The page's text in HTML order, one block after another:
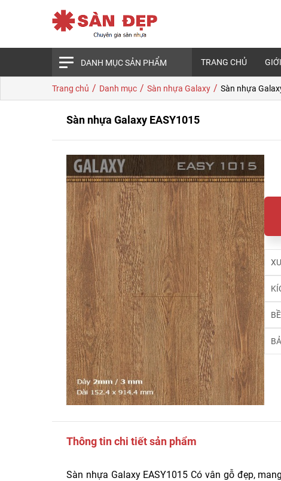
DANH MỤC SẢN PHẨM TRANG CHỦ
Trang chủ / Danh mục / Sàn nhựa Galaxy / Sàn nhựa
Sàn nhựa Galaxy EASY1015
Thông tin chi tiết sản phẩm
Sàn nhựa Galaxy EASY1015 Có vân gỗ đẹp,